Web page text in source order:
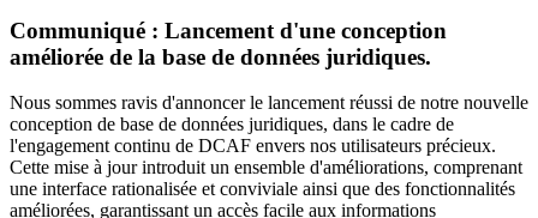
Communiqué : Lancement d'une conception
améliorée de la base de données juridiques.
Nous sommes ravis d'annoncer le lancement réussi de notre nouvelle
conception de base de données juridiques, dans le cadre de
l'engagement continu de DCAF envers nos utilisateurs précieux.
Cette mise à jour introduit un ensemble d'améliorations, comprenant
une interface rationalisée et conviviale ainsi que des fonctionnalités
améliorées, garantissant un accès facile aux informations